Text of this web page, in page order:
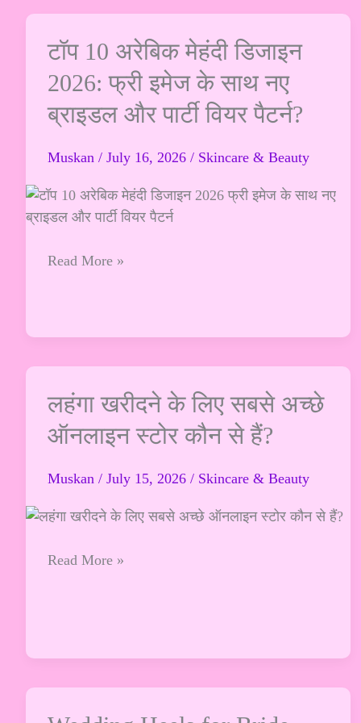
टॉप 10 अरेबिक मेहंदी डिजाइन
2026: फ्री इमेज के साथ नए
ब्राइडल और पार्टी वियर पैटर्न?
Muskan / July 16, 2026 / Skincare & Beauty
टॉप
अरेबिक
मेहंदी
डिजाइन
2026:
इमेज
के
नए
पैटर्न?
Read More »
लहंगा खरीदने के लिए सबसे अच्छे
ऑनलाइन स्टोर कौन से हैं?
Muskan / July 15, 2026 / Skincare & Beauty
लहंगा
खरीदने
के
सबसे
अच्छे
Read More »
Wedding